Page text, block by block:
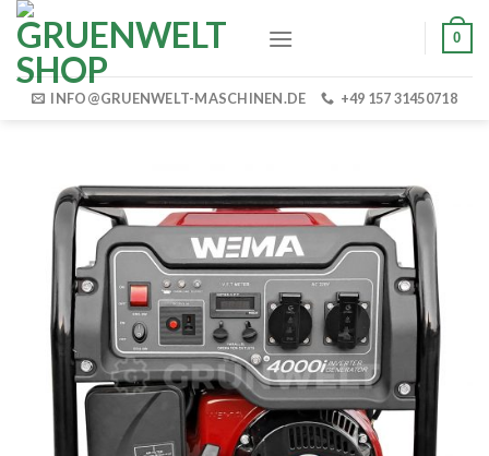
Skip
content
0
INFO@GRUENWELT-MASCHINEN.DE +49 157 31450718